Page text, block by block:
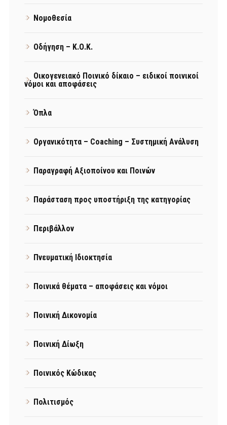
Νομοθεσία
Οδήγηση – Κ.Ο.Κ.
Οικογενειακό Ποινικό δίκαιο – ειδικοί ποινικοί
νόμοι και αποφάσεις
Όπλα
Οργανικότητα – Coaching – Συστημική Ανάλυση
Παραγραφή Αξιοποίνου και Ποινών
Παράσταση προς υποστήριξη της κατηγορίας
Περιβάλλον
Πνευματική Ιδιοκτησία
Ποινικά θέματα – αποφάσεις και νόμοι
Ποινική Δικονομία
Ποινική Δίωξη
Ποινικός Κώδικας
Πολιτισμός